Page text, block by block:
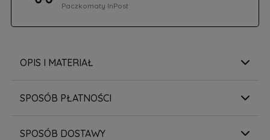
Paczkomaty InPost
OPIS I MATERIAŁ
SPOSÓB PŁATNOŚCI
SPOSÓB DOSTAWY